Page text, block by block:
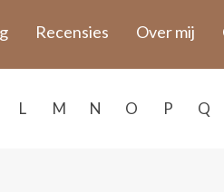
Recensies Over mij
L M N O P Q